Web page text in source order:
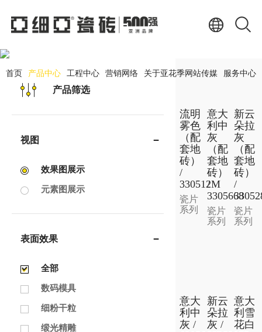
首页 产品中心 工程中心 营销网络 关于亚花季网站传媒 服务中心
PRODUCT CENTER
产品筛选
视图
效果图展示
元素图展示
表面效果
全部
数码模具
细粉干粒
缎光精雕
流明
雾色
（配
套地
砖）
/
330512M
瓷片
系列
意大
利中
灰
（配
套地
砖）
/
3305668
瓷片
系列
新云
朵拉
灰
（配
套地
砖）
/
瓷片
系列
意大
利中
灰 /
新云
朵拉
灰 /
意大
利雪
花白